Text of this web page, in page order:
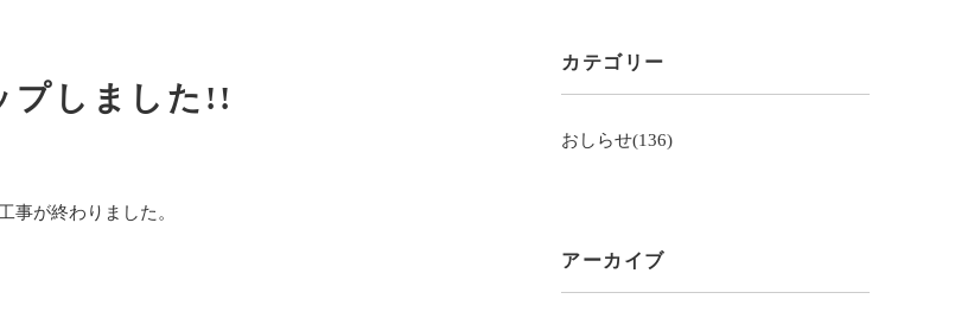
プしました!!
事が終わりました。
カテゴリー
おしらせ(136)
アーカイブ